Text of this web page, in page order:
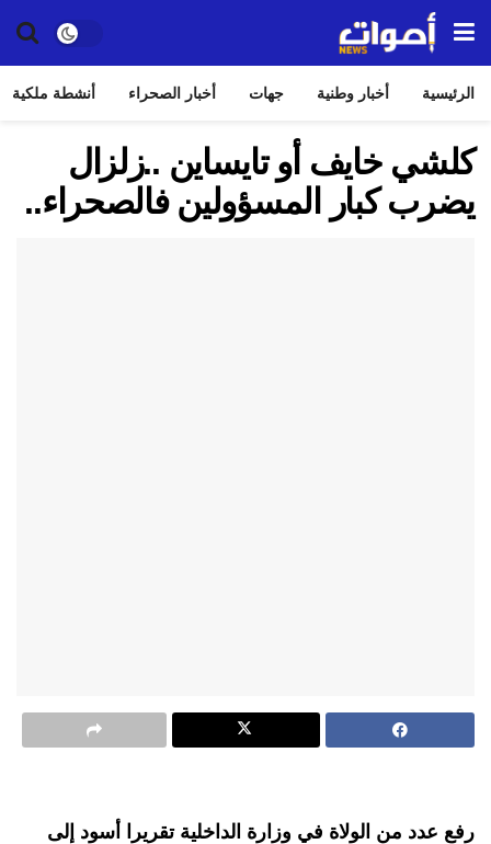
الرئيسية أخبار وطنية جهات أخبار الصحراء أنشطة ملكية
كلشي خايف أو تايساين ..زلزال
يضرب كبار المسؤولين فالصحراء..
رفع عدد من الولاة في وزارة الداخلية تقريرا أسود إلى